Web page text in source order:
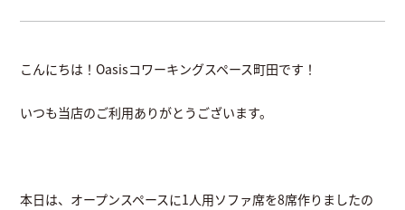
こんにちは！Oasisコワーキングスペース町田です！
いつも当店のご利用ありがとうございます。
本日は、オープンスペースに1人用ソファ席を8席作りましたの